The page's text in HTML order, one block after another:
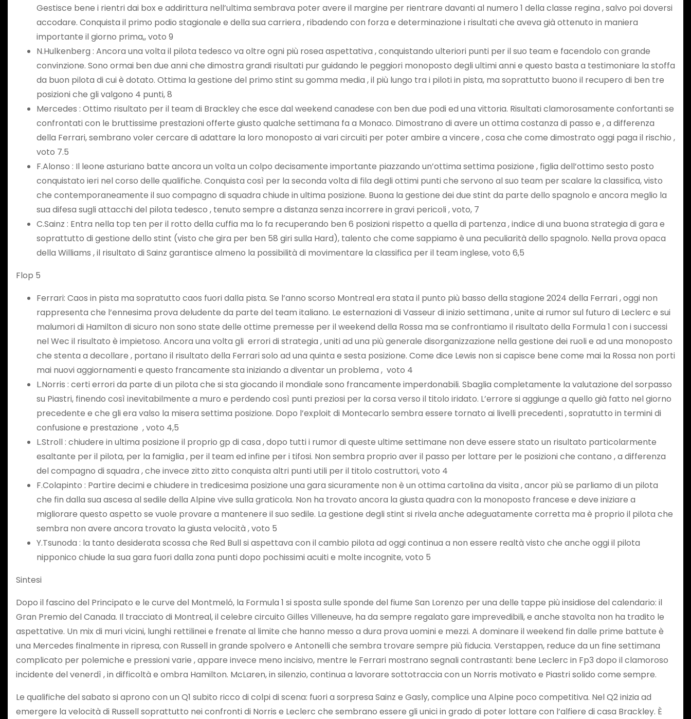
Gestisce bene i rientri dai box e addirittura nell’ultima sembrava poter avere il margine per rientrare davanti al numero 1 della classe regina , salvo poi doversi
accodare. Conquista il primo podio stagionale e della sua carriera , ribadendo con forza e determinazione i risultati che aveva già ottenuto in maniera
importante il giorno prima,, voto 9
N.Hulkenberg : Ancora una volta il pilota tedesco va oltre ogni più rosea aspettativa , conquistando ulteriori punti per il suo team e facendolo con grande
convinzione. Sono ormai ben due anni che dimostra grandi risultati pur guidando le peggiori monoposto degli ultimi anni e questo basta a testimoniare la stoffa
da buon pilota di cui è dotato. Ottima la gestione del primo stint su gomma media , il più lungo tra i piloti in pista, ma soprattutto buono il recupero di ben tre
posizioni che gli valgono 4 punti, 8
Mercedes : Ottimo risultato per il team di Brackley che esce dal weekend canadese con ben due podi ed una vittoria. Risultati clamorosamente confortanti se
confrontati con le bruttissime prestazioni offerte giusto qualche settimana fa a Monaco. Dimostrano di avere un ottima costanza di passo e , a differenza
della Ferrari, sembrano voler cercare di adattare la loro monoposto ai vari circuiti per poter ambire a vincere , cosa che come dimostrato oggi paga il rischio ,
voto 7.5
F.Alonso : Il leone asturiano batte ancora un volta un colpo decisamente importante piazzando un’ottima settima posizione , figlia dell’ottimo sesto posto
conquistato ieri nel corso delle qualifiche. Conquista così per la seconda volta di fila degli ottimi punti che servono al suo team per scalare la classifica, visto
che contemporaneamente il suo compagno di squadra chiude in ultima posizione. Buona la gestione dei due stint da parte dello spagnolo e ancora meglio la
sua difesa sugli attacchi del pilota tedesco , tenuto sempre a distanza senza incorrere in gravi pericoli , voto, 7
C.Sainz : Entra nella top ten per il rotto della cuffia ma lo fa recuperando ben 6 posizioni rispetto a quella di partenza , indice di una buona strategia di gara e
soprattutto di gestione dello stint (visto che gira per ben 58 giri sulla Hard), talento che come sappiamo è una peculiarità dello spagnolo. Nella prova opaca
della Williams , il risultato di Sainz garantisce almeno la possibilità di movimentare la classifica per il team inglese, voto 6,5
Flop 5
Ferrari: Caos in pista ma sopratutto caos fuori dalla pista. Se l’anno scorso Montreal era stata il punto più basso della stagione 2024 della Ferrari , oggi non
rappresenta che l’ennesima prova deludente da parte del team italiano. Le esternazioni di Vasseur di inizio settimana , unite ai rumor sul futuro di Leclerc e sui
malumori di Hamilton di sicuro non sono state delle ottime premesse per il weekend della Rossa ma se confrontiamo il risultato della Formula 1 con i successi
nel Wec il risultato è impietoso. Ancora una volta gli errori di strategia , uniti ad una più generale disorganizzazione nella gestione dei ruoli e ad una monoposto
che stenta a decollare , portano il risultato della Ferrari solo ad una quinta e sesta posizione. Come dice Lewis non si capisce bene come mai la Rossa non porti
mai nuovi aggiornamenti e questo francamente sta iniziando a diventar un problema , voto 4
L.Norris : certi errori da parte di un pilota che si sta giocando il mondiale sono francamente imperdonabili. Sbaglia completamente la valutazione del sorpasso
su Piastri, finendo così inevitabilmente a muro e perdendo così punti preziosi per la corsa verso il titolo iridato. L’errore si aggiunge a quello già fatto nel giorno
precedente e che gli era valso la misera settima posizione. Dopo l’exploit di Montecarlo sembra essere tornato ai livelli precedenti , sopratutto in termini di
confusione e prestazione , voto 4,5
L.Stroll : chiudere in ultima posizione il proprio gp di casa , dopo tutti i rumor di queste ultime settimane non deve essere stato un risultato particolarmente
esaltante per il pilota, per la famiglia , per il team ed infine per i tifosi. Non sembra proprio aver il passo per lottare per le posizioni che contano , a differenza
del compagno di squadra , che invece zitto zitto conquista altri punti utili per il titolo costruttori, voto 4
F.Colapinto : Partire decimi e chiudere in tredicesima posizione una gara sicuramente non è un ottima cartolina da visita , ancor più se parliamo di un pilota
che fin dalla sua ascesa al sedile della Alpine vive sulla graticola. Non ha trovato ancora la giusta quadra con la monoposto francese e deve iniziare a
migliorare questo aspetto se vuole provare a mantenere il suo sedile. La gestione degli stint si rivela anche adeguatamente corretta ma è proprio il pilota che
sembra non avere ancora trovato la giusta velocità , voto 5
Y.Tsunoda : la tanto desiderata scossa che Red Bull si aspettava con il cambio pilota ad oggi continua a non essere realtà visto che anche oggi il pilota
nipponico chiude la sua gara fuori dalla zona punti dopo pochissimi acuiti e molte incognite, voto 5
Sintesi
Dopo il fascino del Principato e le curve del Montmeló, la Formula 1 si sposta sulle sponde del fiume San Lorenzo per una delle tappe più insidiose del calendario: il
Gran Premio del Canada. Il tracciato di Montreal, il celebre circuito Gilles Villeneuve, ha da sempre regalato gare imprevedibili, e anche stavolta non ha tradito le
aspettative. Un mix di muri vicini, lunghi rettilinei e frenate al limite che hanno messo a dura prova uomini e mezzi. A dominare il weekend fin dalle prime battute è
una Mercedes finalmente in ripresa, con Russell in grande spolvero e Antonelli che sembra trovare sempre più fiducia. Verstappen, reduce da un fine settimana
complicato per polemiche e pressioni varie , appare invece meno incisivo, mentre le Ferrari mostrano segnali contrastanti: bene Leclerc in Fp3 dopo il clamoroso
incidente del venerdì , in difficoltà e ombra Hamilton. McLaren, in silenzio, continua a lavorare sottotraccia con un Norris motivato e Piastri solido come sempre.
Le qualifiche del sabato si aprono con un Q1 subito ricco di colpi di scena: fuori a sorpresa Sainz e Gasly, complice una Alpine poco competitiva. Nel Q2 inizia ad
emergere la velocità di Russell soprattutto nei confronti di Norris e Leclerc che sembrano essere gli unici in grado di poter lottare con l’alfiere di casa Brackley. È